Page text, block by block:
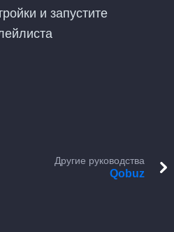
и запустите
Другие руководства
Qobuz